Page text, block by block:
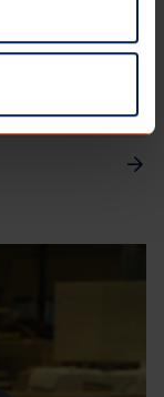
bij
schermen via de
werkdag uit het